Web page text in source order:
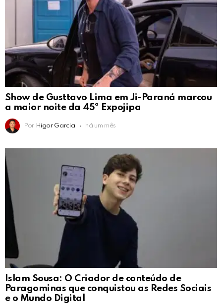
Show de Gusttavo Lima em Ji-Paraná marcou
a maior noite da 45ª Expojipa
Por Higor Garcia há um mês
Islam Sousa: O Criador de conteúdo de
Paragominas que conquistou as Redes Sociais
e o Mundo Digital